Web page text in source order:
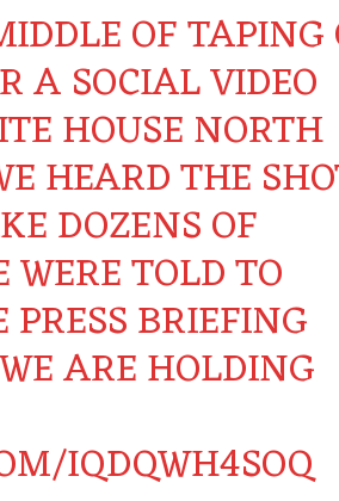
OF TAPING
A SOCIAL VIDEO
HOUSE NORTH
HEARD THE
DOZENS OF
WERE TOLD TO
BRIEFING
ARE HOLDING
IQDQWH4SOQ